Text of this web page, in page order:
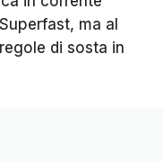
ma al
di sosta in